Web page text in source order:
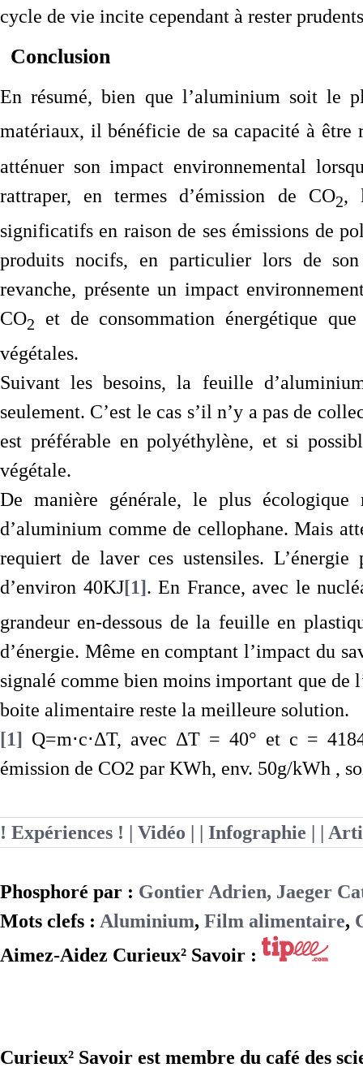
cycle de vie incite cependant à rester prudents
Conclusion
En résumé, bien que l’aluminium soit le
matériaux, il bénéficie de sa capacité à
atténuer son impact environnemental
rattraper, en termes d’émission de CO2,
significatifs en raison de ses émissions de
produits nocifs, en particulier lors de
revanche, présente un impact
CO2
et de consommation énergétique
végétales.
Suivant les besoins, la feuille
seulement. C’est le cas s’il n’y a pas de
est préférable en polyéthylène, et si
végétale.
De manière générale, le plus
d’aluminium comme de cellophane. Mais
requiert de laver ces ustensiles.
d’environ 40KJ[1]. En France, avec le
grandeur en-dessous de la feuille en
d’énergie. Même en comptant l’impact du
signalé comme bien moins important que de
boite alimentaire reste la meilleure solution.
[1] Q=m⋅c⋅ΔT, avec ΔT = 40° et c =
émission de CO2 par KWh, env. 50g/kWh ,
! Expériences ! | Vidéo | | Infographie | |
Phosphoré par : Gontier Adrien, Jaeger
Mots clefs : Aluminium, Film alimentaire,
Aimez-Aidez Curieux² Savoir :
Curieux² Savoir est membre du café des